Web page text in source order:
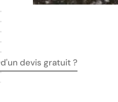
devis gratuit ?